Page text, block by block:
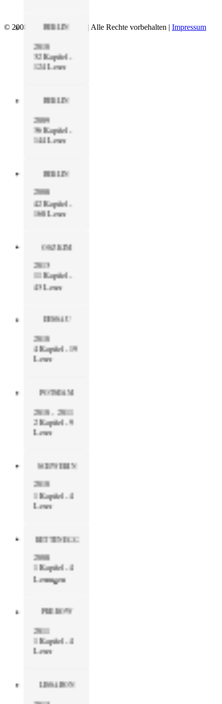
BERLIN
2010
32 Kapitel -
124 Leser
BERLIN
2009
36 Kapitel -
144 Leser
BERLIN
2008
42 Kapitel -
168 Leser
OSZ KIM
2013
11 Kapitel -
43 Leser
DESSAU
2010
4 Kapitel - 19
Leser
POTSDAM
2010 - 2011
2 Kapitel - 9
Leser
SCHWERIN
2010
1 Kapitel - 4
Leser
RETTENEGG
2008
1 Kapitel - 4
Lesungen
PREROW
2011
1 Kapitel - 4
Leser
LISSABON
© 2008 - 2019 Volkslesen | Alle Rechte vorbehalten | Impressum